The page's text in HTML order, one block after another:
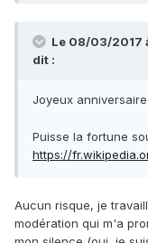
Le 08/03/2017
dit :
Joyeux anniversaire
Puisse la fortune
https://
Aucun risque, je
modération qui m'a